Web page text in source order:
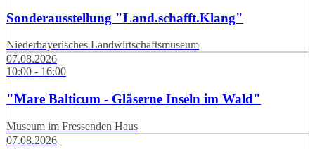
Sonderausstellung "Land.schafft.Klang"
Niederbayerisches Landwirtschaftsmuseum
07.08.2026
10:00 - 16:00
"Mare Balticum - Gläserne Inseln im Wald"
Museum im Fressenden Haus
07.08.2026